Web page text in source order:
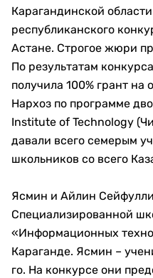
Карагандинской
республиканского
Астане. Строгое жюри
По результатам
получила 100% грант на
Нархоз по программе
Institute of Technology
давали всего семерым
школьников со всего
Ясмин и Айлин
Специализированной
«Информационных
Караганде. Ясмин –
го. На конкурсе они